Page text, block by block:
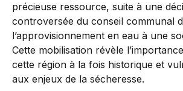
précieuse ressource, suite à une
controversée du conseil communal
l’approvisionnement en eau à une
Cette mobilisation révèle
cette région à la fois historique et
aux enjeux de la sécheresse.